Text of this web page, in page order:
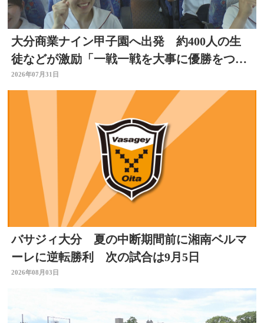
大分商業ナイン甲子園へ出発 約400人の生
徒などが激励「一戦一戦を大事に優勝をつか
み取って」
2026年07月31日
バサジィ大分 夏の中断期間前に湘南ベルマ
ーレに逆転勝利 次の試合は9月5日
2026年08月03日